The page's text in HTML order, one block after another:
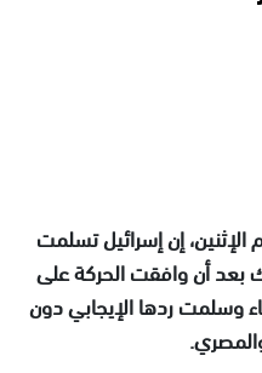
الإثنين، إن إسرائيل تسلمت
بعد أن وافقت الحركة على
وسلمت ردها الإيجابي دون